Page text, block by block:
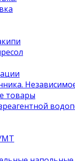
товары